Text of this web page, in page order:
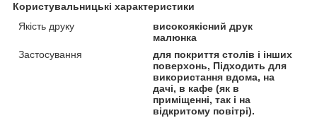
Користувальницькі характеристики
Якість друку
високоякісний друк
малюнка
Застосування
для покриття столів і інших
поверхонь, Підходить для
використання вдома, на
дачі, в кафе (як в
приміщенні, так і на
відкритому повітрі).